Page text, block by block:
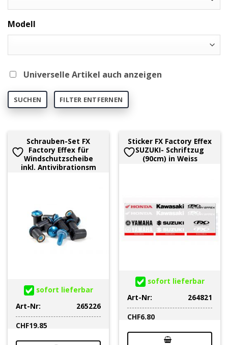
Modell
Universelle Artikel auch anzeigen
SUCHEN FILTER ENTFERNEN
Schrauben-Set FX
Factory Effex für
Windschutzscheibe
inkl. Antivibrationsm
sofort lieferbar
Art-Nr:
265226
CHF19.85
Sticker FX Factory Effex
SUZUKI- Schriftzug
(90cm) in Weiss
sofort lieferbar
Art-Nr:
264821
CHF6.80